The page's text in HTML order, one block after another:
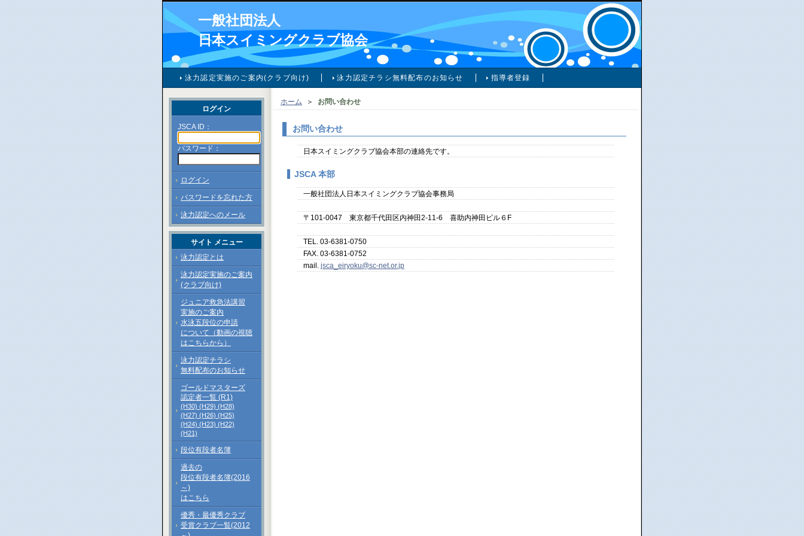
一般社団法人
日本スイミングクラブ協会
泳力認定実施のご案内(クラブ向け) 泳力認定チラシ無料配布のお知らせ 指導者登録
ホーム ＞ お問い合わせ
お問い合わせ
日本スイミングクラブ協会本部の連絡先です。
JSCA 本部
一般社団法人日本スイミングクラブ協会事務局
〒101-0047 東京都千代田区内神田2-11-6 喜助内神田ビル６F
TEL. 03-6381-0750
FAX. 03-6381-0752
mail. jsca_eiryoku@sc-net.or.jp
ログイン
JSCA ID：
パスワード：
ログイン
パスワードを忘れた方
泳力認定へのメール
サイト メニュー
泳力認定とは
泳力認定実施のご案内
(クラブ向け)
ジュニア救急法講習
実施のご案内
水泳五段位の申請
について（動画の視聴
はこちらから）
泳力認定チラシ
無料配布のお知らせ
ゴールドマスターズ
認定者一覧 (R1)
(H30) (H29) (H28)
(H27) (H26) (H25)
(H24) (H23) (H22)
(H21)
段位有段者名簿
過去の
段位有段者名簿(2016
～)
はこちら
優秀・最優秀クラブ
受賞クラブ一覧(2012